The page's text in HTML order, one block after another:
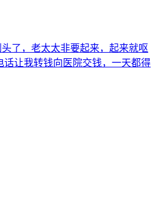
了，老太太非要起来，起来就呕
让我转钱向医院交钱，一天都得